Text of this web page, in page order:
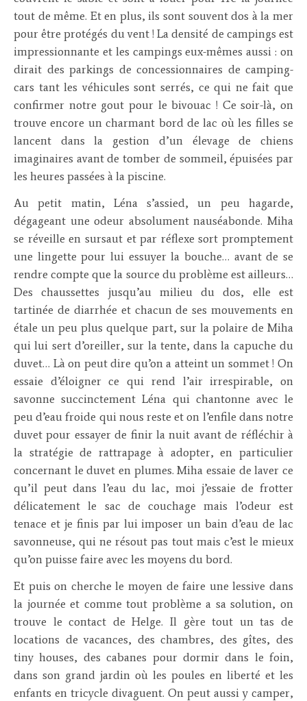
tout de même. Et en plus, ils sont souvent dos à la mer
pour être protégés du vent ! La densité de campings est
impressionnante et les campings eux-mêmes aussi : on
dirait des parkings de concessionnaires de camping-
cars tant les véhicules sont serrés, ce qui ne fait que
confirmer notre gout pour le bivouac ! Ce soir-là, on
trouve encore un charmant bord de lac où les filles se
lancent dans la gestion d’un élevage de chiens
imaginaires avant de tomber de sommeil, épuisées par
les heures passées à la piscine.
Au petit matin, Léna s’assied, un peu hagarde,
dégageant une odeur absolument nauséabonde. Miha
se réveille en sursaut et par réflexe sort promptement
une lingette pour lui essuyer la bouche… avant de se
rendre compte que la source du problème est ailleurs…
Des chaussettes jusqu’au milieu du dos, elle est
tartinée de diarrhée et chacun de ses mouvements en
étale un peu plus quelque part, sur la polaire de Miha
qui lui sert d’oreiller, sur la tente, dans la capuche du
duvet… Là on peut dire qu’on a atteint un sommet ! On
essaie d’éloigner ce qui rend l’air irrespirable, on
savonne succinctement Léna qui chantonne avec le
peu d’eau froide qui nous reste et on l’enfile dans notre
duvet pour essayer de finir la nuit avant de réfléchir à
la stratégie de rattrapage à adopter, en particulier
concernant le duvet en plumes. Miha essaie de laver ce
qu’il peut dans l’eau du lac, moi j’essaie de frotter
délicatement le sac de couchage mais l’odeur est
tenace et je finis par lui imposer un bain d’eau de lac
savonneuse, qui ne résout pas tout mais c’est le mieux
qu’on puisse faire avec les moyens du bord.
Et puis on cherche le moyen de faire une lessive dans
la journée et comme tout problème a sa solution, on
trouve le contact de Helge. Il gère tout un tas de
locations de vacances, des chambres, des gîtes, des
tiny houses, des cabanes pour dormir dans le foin,
dans son grand jardin où les poules en liberté et les
enfants en tricycle divaguent. On peut aussi y camper,